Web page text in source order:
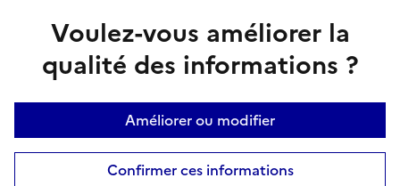
Voulez-vous améliorer la
qualité des informations ?
Améliorer ou modifier
Confirmer ces informations